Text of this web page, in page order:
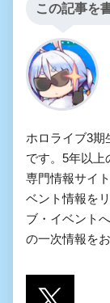
この記事を
ホロライブ3期
です。5年以上
専門情報サイ
ベント情報を
ブ・イベント
の一次情報を